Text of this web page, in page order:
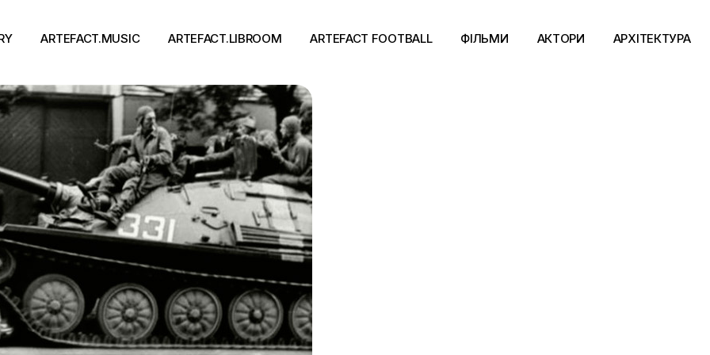
ARTEFACT.MUSIC
Концерти
ARTEFACT.LIBROOM
Книги
Письменники
Події
ARTEFACT FOOTBALL ФІЛЬМИ АКТОРИ АРХІТЕКТУРА